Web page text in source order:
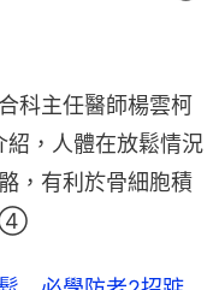
科主任醫師楊雲柯
，人體在放鬆情況
，有利於骨細胞積
④